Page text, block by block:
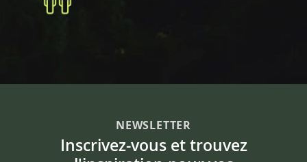
NEWSLETTER
Inscrivez-vous et trouvez